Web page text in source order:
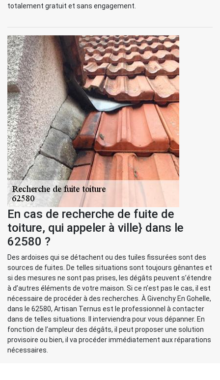
totalement gratuit et sans engagement.
En cas de recherche de fuite de
toiture, qui appeler à ville} dans le
62580 ?
Des ardoises qui se détachent ou des tuiles fissurées sont des
sources de fuites. De telles situations sont toujours gênantes et
si des mesures ne sont pas prises, les dégâts peuvent s’étendre
à d’autres éléments de votre maison. Si ce n’est pas le cas, il est
nécessaire de procéder à des recherches. À Givenchy En Gohelle,
dans le 62580, Artisan Ternus est le professionnel à contacter
dans de telles situations. Il interviendra pour vous dépanner. En
fonction de l’ampleur des dégâts, il peut proposer une solution
provisoire ou bien, il va procéder immédiatement aux réparations
nécessaires.